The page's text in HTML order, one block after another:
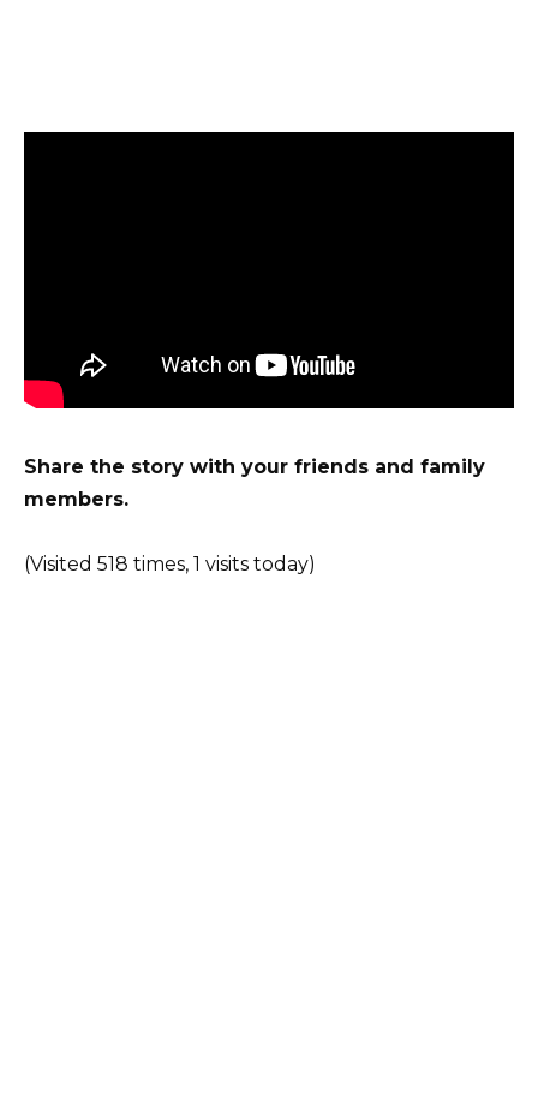
Share the story with your friends and family
members.
(Visited 518 times, 1 visits today)